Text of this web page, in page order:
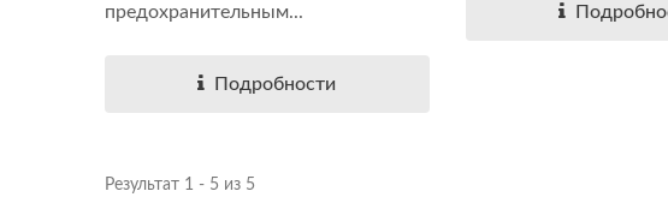
предохранительным...
Подробности
Результат 1 - 5 из 5